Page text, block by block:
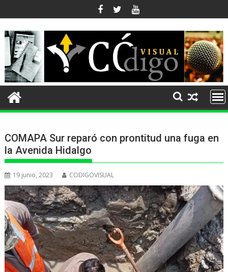
al
contenido
COMAPA Sur reparó con prontitud una fuga en
la Avenida Hidalgo
19 junio, 2023 CODIGOVISUAL